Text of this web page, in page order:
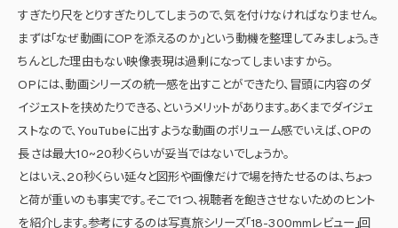
すぎたり尺をとりすぎたりしてしまうので、気を付けなければなりません。
まずは「なぜ動画にOPを添えるのか」という動機を整理してみましょう。き
ちんとした理由もない映像表現は過剰になってしまいますから。
OPには、動画シリーズの統一感を出すことができたり、冒頭に内容のダ
イジェストを挟めたりできる、というメリットがあります。あくまでダイジェ
ストなので、YouTubeに出すような動画のボリューム感でいえば、OPの
長さは最大10~20秒くらいが妥当ではないでしょうか。
とはいえ、20秒くらい延々と図形や画像だけで場を持たせるのは、ちょっ
と荷が重いのも事実です。そこで1つ、視聴者を飽きさせないためのヒント
を紹介します。参考にするのは写真旅シリーズ「18-300mmレビュー」回